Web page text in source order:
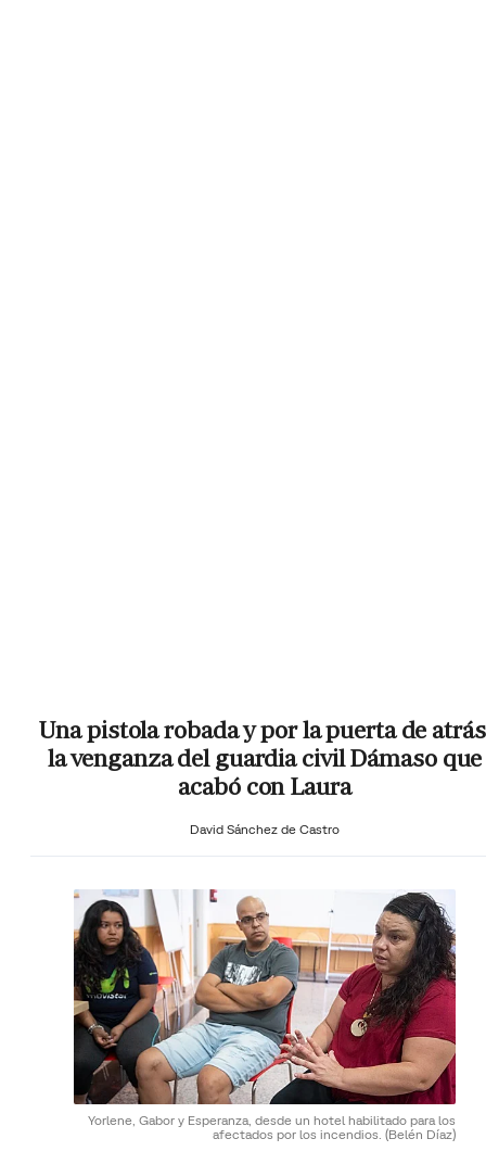
Una pistola robada y por la puerta de
la venganza del guardia civil Dámaso que
acabó con Laura
David Sánchez de Castro
Yorlene, Gabor y Esperanza, desde un hotel habilitado para los
afectados por los incendios. (Belén Díaz)